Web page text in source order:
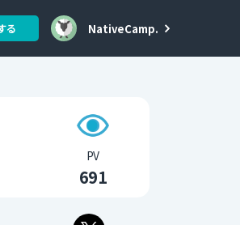
る NativeCamp.
PV
691